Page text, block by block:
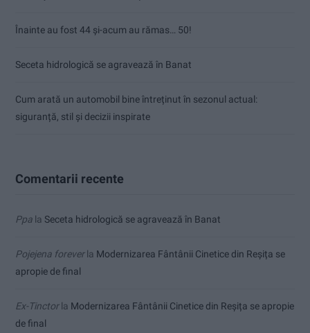
Înainte au fost 44 și-acum au rămas… 50!
Seceta hidrologică se agravează în Banat
Cum arată un automobil bine întreținut în sezonul actual:
siguranță, stil și decizii inspirate
Comentarii recente
Ppa la Seceta hidrologică se agravează în Banat
Pojejena foreverla Modernizarea Fântânii Cinetice din Reșița se
apropie de final
Ex-Tinctorla Modernizarea Fântânii Cinetice din Reșița se apropie
de final